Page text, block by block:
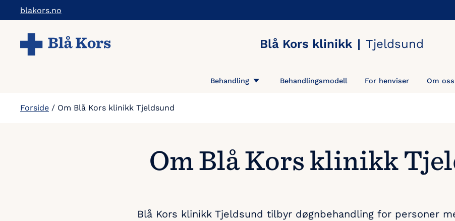
Hopp
til
hovedinnholdet
blakors.no
Blå Kors klinikk Tjeldsund
Behandling Behandlingsmodell For henviser Om oss
Forside / Om Blå Kors klinikk Tjeldsund
Om Blå Kors klinikk
Blå Kors klinikk Tjeldsund tilbyr døgnbehandling for personer